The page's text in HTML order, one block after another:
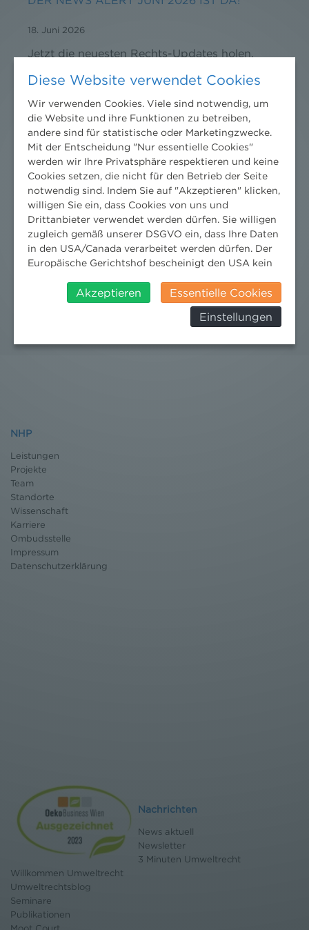
18. Juni 2026
Jetzt die neuesten Rechts-Updates holen.
CO₂-REGULIERUNG IM WANDEL: WAS
UNTERNEHMEN JETZT ZU CCS, CCU UND ETS
WISSEN SOLLTEN
27. Mai 2026
Die Regulierung von CO₂ entwickelt sich derzeit
zu einem eigenständigen Rechtsbereich. Für
Industrieunternehmen, Anlagenbetreiber und
Projektentwickler gewinnen Fragen der CO₂-
Abscheidung, -Nutzung, -Speicherung und -
Bedeutung:
NHP
Leistungen
Projekte
Team
Standorte
Wissenschaft
Karriere
Ombudsstelle
Impressum
Datenschutzerklärung
Nachrichten
News aktuell
Newsletter
3 Minuten Umweltrecht
Willkommen Umweltrecht
Umweltrechtsblog
Seminare
Publikationen
Moot Court
Diese Website verwendet Cookies
Wir verwenden Cookies. Viele sind notwendig, um
die Website und ihre Funktionen zu betreiben,
andere sind für statistische oder Marketingzwecke.
Mit der Entscheidung "Nur essentielle Cookies"
werden wir Ihre Privatsphäre respektieren und keine
Cookies setzen, die nicht für den Betrieb der Seite
notwendig sind. Indem Sie auf "Akzeptieren" klicken,
willigen Sie ein, dass Cookies von uns und
Drittanbieter verwendet werden dürfen. Sie willigen
zugleich gemäß unserer DSGVO ein, dass Ihre Daten
in den USA/Canada verarbeitet werden dürfen. Der
Europäische Gerichtshof bescheinigt den USA kein
insbesondere das Risiko, dass ihre Daten durch US-
Behörden, zu Kontroll- und zu
Überwachungszwecken, verarbeitet werden und
werden können. Zudem finden Sie am
Akzeptieren
Essentielle Cookies
Einstellungen